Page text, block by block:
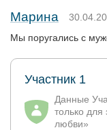
Марина
Мы поругались с
Участник 1
Данные
только для
любви»